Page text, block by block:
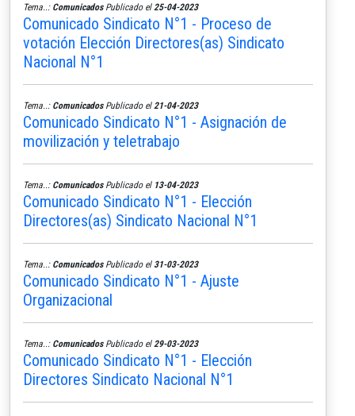
Tema..: ComunicadosPublicado el 25-04-2023
Comunicado Sindicato N°1 - Proceso de
votación Elección Directores(as) Sindicato
Nacional N°1
Tema..: ComunicadosPublicado el 21-04-2023
Comunicado Sindicato N°1 - Asignación de
movilización y teletrabajo
Tema..: ComunicadosPublicado el 13-04-2023
Comunicado Sindicato N°1 - Elección
Directores(as) Sindicato Nacional N°1
Tema..: ComunicadosPublicado el 31-03-2023
Comunicado Sindicato N°1 - Ajuste
Organizacional
Tema..: ComunicadosPublicado el 29-03-2023
Comunicado Sindicato N°1 - Elección
Directores Sindicato Nacional N°1